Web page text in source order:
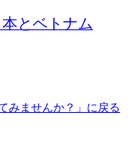
とベトナム
みませんか？」に戻る